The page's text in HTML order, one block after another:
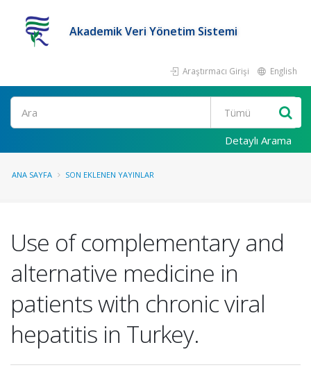
Akademik Veri Yönetim Sistemi
Araştırmacı Girişi English
Ara
Detaylı Arama
ANA SAYFA SON EKLENEN YAYINLAR
Use of complementary and
alternative medicine in
patients with chronic viral
hepatitis in Turkey.